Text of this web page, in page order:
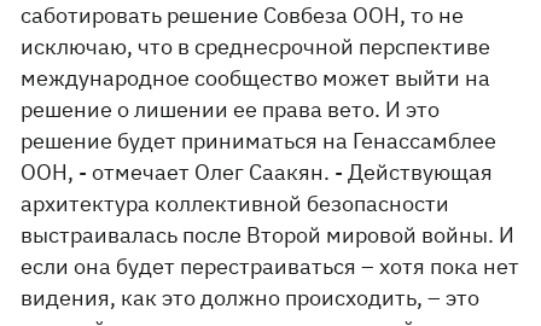
саботировать решение Совбеза ООН, то не
исключаю, что в среднесрочной перспективе
международное сообщество может выйти на
решение о лишении ее права вето. И это
решение будет приниматься на Генассамблее
ООН, - отмечает Олег Саакян. - Действующая
архитектура коллективной безопасности
выстраивалась после Второй мировой войны. И
если она будет перестраиваться – хотя пока нет
видения, как это должно происходить, – это